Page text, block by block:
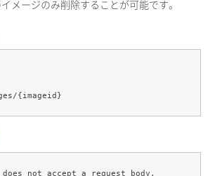
ログイン
メージのみ削除することが可能です。